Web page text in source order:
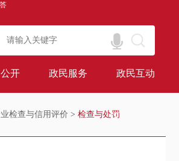
开 政民服务 政民互动
检查与信用评价 >检查与处罚